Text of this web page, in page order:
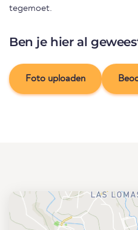
tegemoet.
Ben je hier al
Foto uploaden